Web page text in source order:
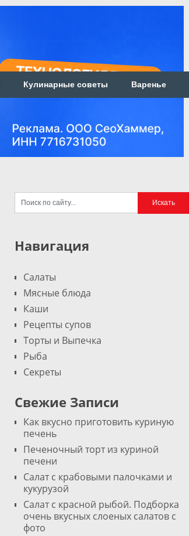
Кулинарные советы Варенье
Навигация
Салаты
Мясные блюда
Каши
Рецепты супов
Торты и Выпечка
Рыба
Секреты
Свежие Записи
Как вкусно приготовить куриную
печень
Печеночный торт из куриной
печени
Салат с крабовыми палочками и
кукурузой
Салат с красной рыбой. Подборка
очень вкусных слоеных салатов с
фото